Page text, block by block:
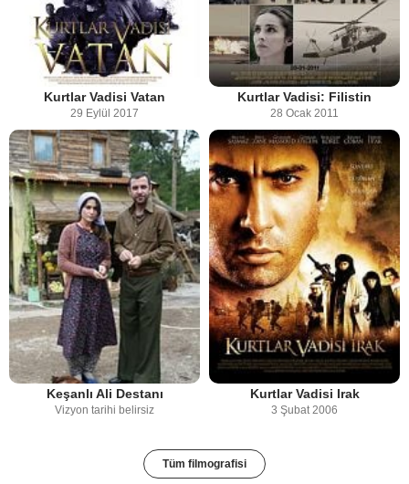
Kurtlar Vadisi Vatan
29 Eylül 2017
Kurtlar Vadisi: Filistin
28 Ocak 2011
Keşanlı Ali Destanı
Vizyon tarihi belirsiz
Kurtlar Vadisi Irak
3 Şubat 2006
Tüm filmografisi